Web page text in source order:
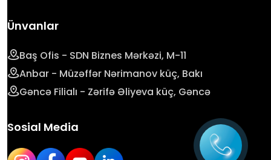
Ünvanlar
Baş Ofis - SDN Biznes Mərkəzi, M-11
Anbar - Müzəffər Nərimanov küç, Bakı
Gəncə Filialı - Zərifə Əliyeva küç, Gəncə
Sosial Media